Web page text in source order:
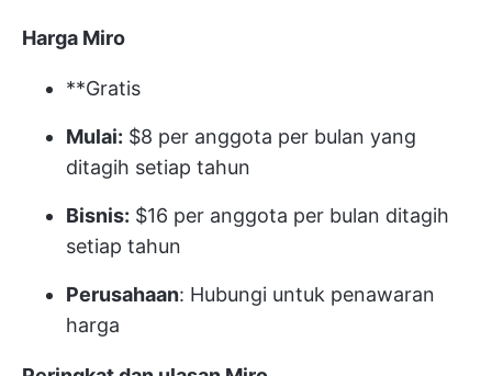
Harga Miro
**Gratis
Mulai: $8 per anggota per bulan yang
ditagih setiap tahun
Bisnis: $16 per anggota per bulan ditagih
setiap tahun
Perusahaan: Hubungi untuk penawaran
harga